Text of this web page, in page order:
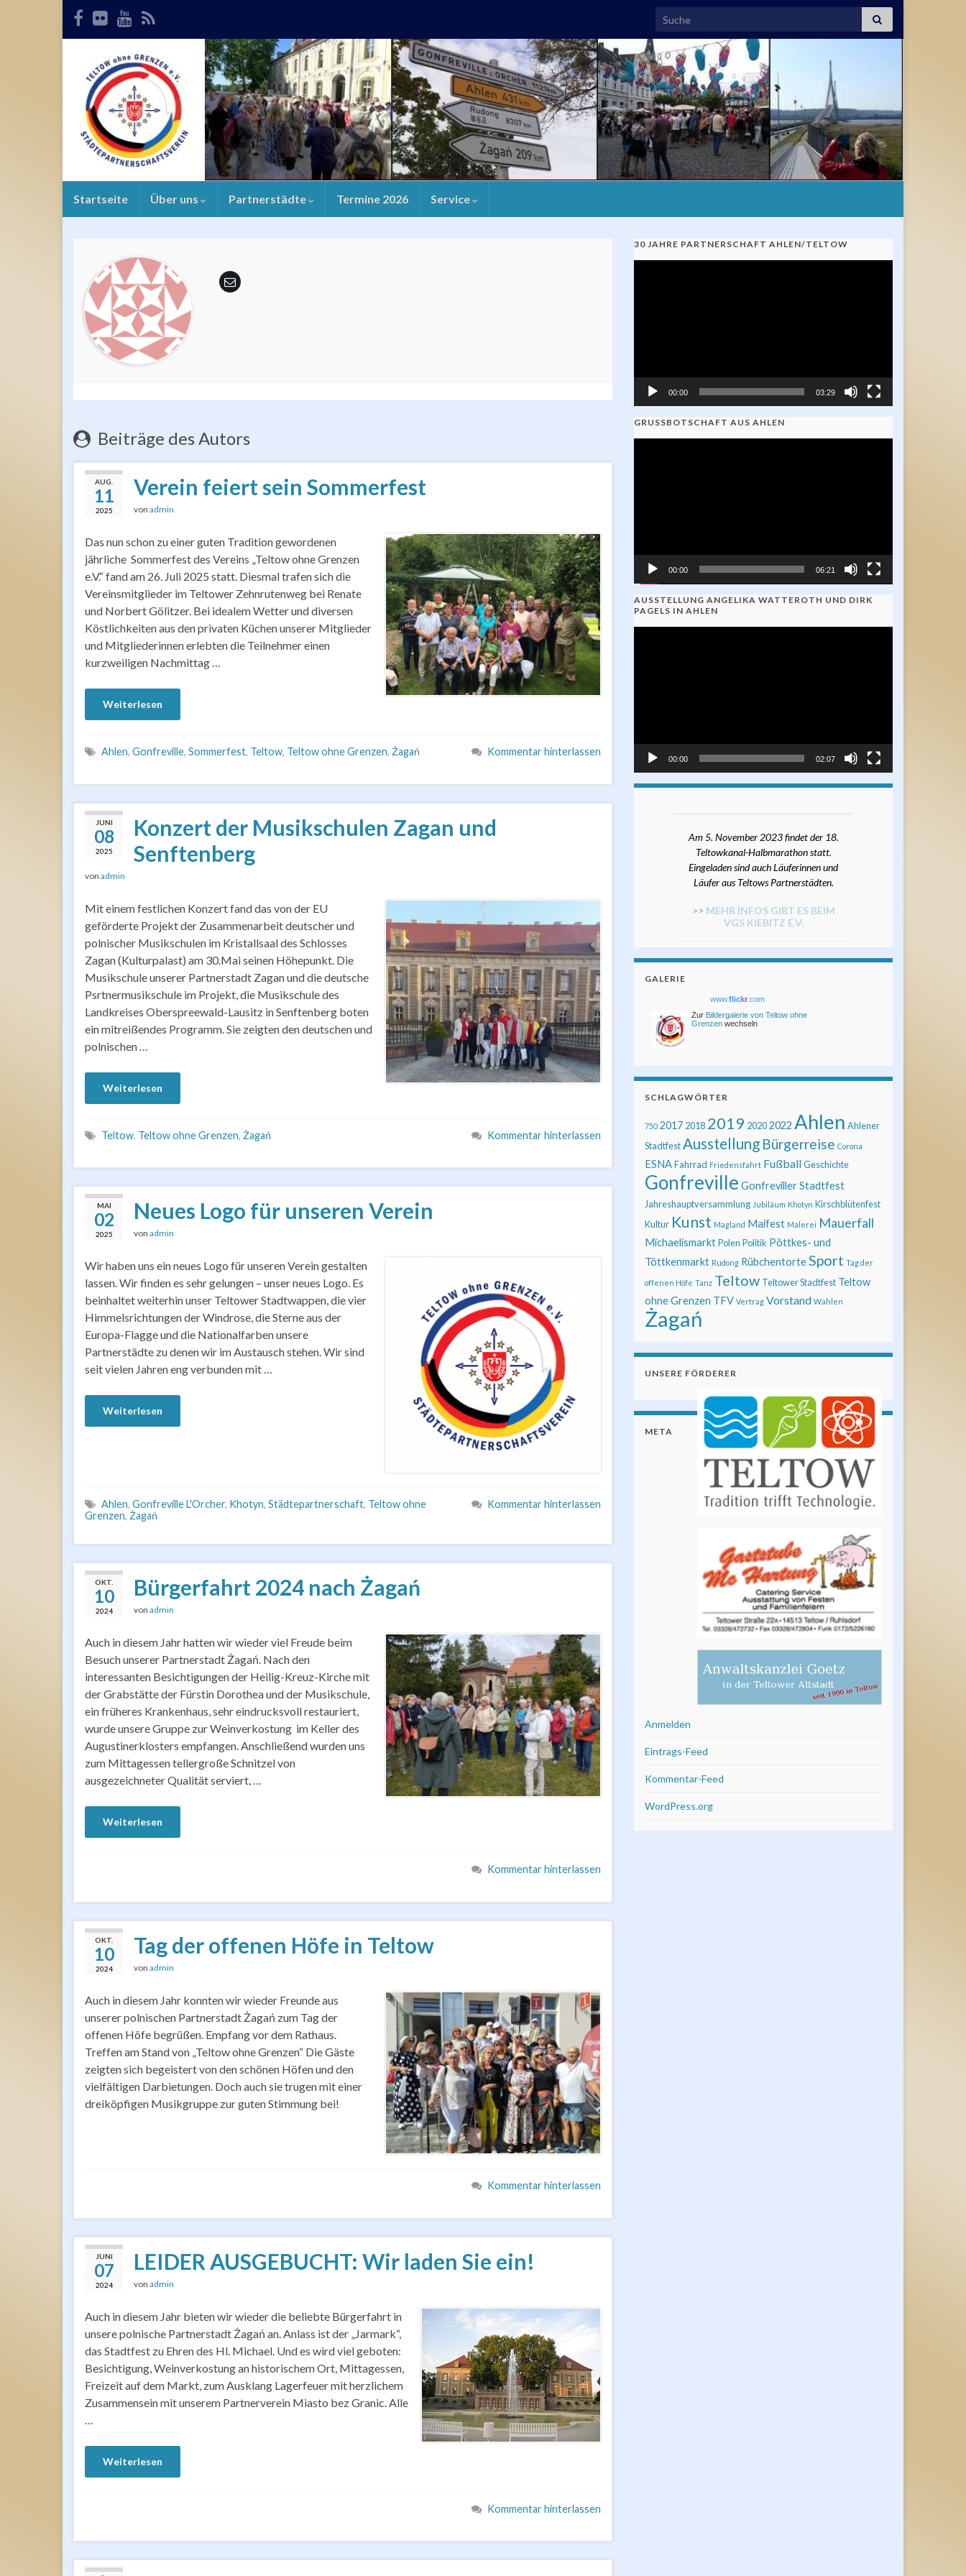
Search for:
Startseite Über uns Partnerstädte Termine 2026 Service
Beiträge des Autors
AUG.
11
2025
Verein feiert sein Sommerfest
von admin
Das nun schon zu einer guten Tradition gewordenen
jährliche Sommerfest des Vereins „Teltow ohne Grenzen
e.V.“ fand am 26. Juli 2025 statt. Diesmal trafen sich die
Vereinsmitglieder im Teltower Zehnrutenweg bei Renate
und Norbert Gölitzer. Bei idealem Wetter und diversen
Köstlichkeiten aus den privaten Küchen unserer Mitglieder
und Mitgliederinnen erlebten die Teilnehmer einen
kurzweiligen Nachmittag …
Weiterlesen
Ahlen, Gonfreville, Sommerfest, Teltow, Teltow ohne Grenzen, Żagań Kommentar hinterlassen
JUNI
08
2025
Konzert der Musikschulen Zagan und
Senftenberg
von admin
Mit einem festlichen Konzert fand das von der EU
geförderte Projekt der Zusammenarbeit deutscher und
polnischer Musikschulen im Kristallsaal des Schlosses
Zagan (Kulturpalast) am 30.Mai seinen Höhepunkt. Die
Musikschule unserer Partnerstadt Zagan und die deutsche
Psrtnermusikschule im Projekt, die Musikschule des
Landkreises Oberspreewald-Lausitz in Senftenberg boten
ein mitreißendes Programm. Sie zeigten den deutschen und
polnischen …
Weiterlesen
Teltow, Teltow ohne Grenzen, Żagań Kommentar hinterlassen
MAI
02
2025
Neues Logo für unseren Verein
von admin
Wir haben uns ein neues Logo für unseren Verein gestalten
lassen. Wir finden es sehr gelungen – unser neues Logo. Es
beinhaltet weiterhin unser Teltower Stadtwappen, die vier
Himmelsrichtungen der Windrose, die Sterne aus der
Europa-Flagge und die Nationalfarben unsere
Partnerstädte zu denen wir im Austausch stehen. Wir sind
seit vielen Jahren eng verbunden mit …
Weiterlesen
Ahlen, Gonfreville L'Orcher, Khotyn, Städtepartnerschaft, Teltow ohne
Grenzen, Żagań
Kommentar hinterlassen
OKT.
10
2024
Bürgerfahrt 2024 nach Żagań
von admin
Auch in diesem Jahr hatten wir wieder viel Freude beim
Besuch unserer Partnerstadt Żagań. Nach den
interessanten Besichtigungen der Heilig-Kreuz-Kirche mit
der Grabstätte der Fürstin Dorothea und der Musikschule,
ein früheres Krankenhaus, sehr eindrucksvoll restauriert,
wurde unsere Gruppe zur Weinverkostung im Keller des
Augustinerklosters empfangen. Anschließend wurden uns
zum Mittagessen tellergroße Schnitzel von
ausgezeichneter Qualität serviert, …
Weiterlesen
Kommentar hinterlassen
OKT.
10
2024
Tag der offenen Höfe in Teltow
von admin
Auch in diesem Jahr konnten wir wieder Freunde aus
unserer polnischen Partnerstadt Żagań zum Tag der
offenen Höfe begrüßen. Empfang vor dem Rathaus.
Treffen am Stand von „Teltow ohne Grenzen“ Die Gäste
zeigten sich begeistert von den schönen Höfen und den
vielfältigen Darbietungen. Doch auch sie trugen mit einer
dreiköpfigen Musikgruppe zur guten Stimmung bei!
Kommentar hinterlassen
JUNI
07
2024
LEIDER AUSGEBUCHT: Wir laden Sie ein!
von admin
Auch in diesem Jahr bieten wir wieder die beliebte Bürgerfahrt in
unsere polnische Partnerstadt Żagań an. Anlass ist der „Jarmark“,
das Stadtfest zu Ehren des Hl. Michael. Und es wird viel geboten:
Besichtigung, Weinverkostung an historischem Ort, Mittagessen,
Freizeit auf dem Markt, zum Ausklang Lagerfeuer mit herzlichem
Zusammensein mit unserem Partnerverein Miasto bez Granic. Alle
…
Weiterlesen
Kommentar hinterlassen
30 JAHRE PARTNERSCHAFT AHLEN/TELTOW
00:00 03:29
GRUSSBOTSCHAFT AUS AHLEN
00:00 06:21
AUSSTELLUNG ANGELIKA WATTEROTH UND DIRK
PAGELS IN AHLEN
00:00 02:07
Am 5. November 2023 findet der 18.
Teltowkanal-Halbmarathon statt.
Eingeladen sind auch Läuferinnen und
Läufer aus Teltows Partnerstädten.
>> MEHR INFOS GIBT ES BEIM
VGS KIEBITZ E.V.
GALERIE
www.flickr.com
Zur Bildergalerie von Teltow ohne
Grenzen wechseln
SCHLAGWÖRTER
750 2017 2018 2019 20202022 Ahlen Ahlener
Stadtfest Ausstellung Bürgerreise Corona
ESNAFahrrad Friedensfahrt FußballGeschichte
Gonfreville Gonfreviller Stadtfest
Jahreshauptversammlung Jubiläum Khotyn Kirschblütenfest
Kultur Kunst Magland Maifest Malerei Mauerfall
MichaelismarktPolen Politik Pöttkes- und
Töttkenmarkt Rudong RübchentorteSport Tag der
offenen Höfe Tanz Teltow Teltower Stadtfest Teltow
ohne Grenzen TFV Vertrag Vorstand Wahlen
Żagań
UNSERE FÖRDERER
META
Anmelden
Eintrags-Feed
Kommentar-Feed
WordPress.org